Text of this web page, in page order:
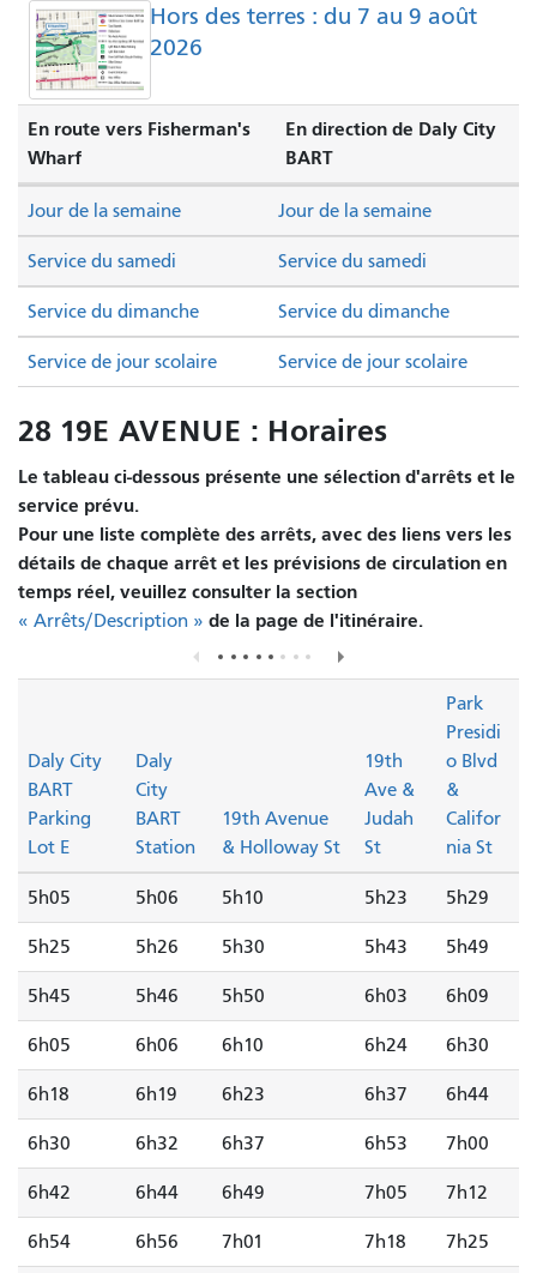
Hors des terres : du 7 au 9 août
2026
En route vers Fisherman's
Wharf
En direction de Daly City
BART
Service du samedi Service du samedi
Service du dimanche Service du dimanche
Jour de la semaine Jour de la semaine
Service de jour scolaire Service de jour scolaire
28 19E AVENUE : Horaires
Le tableau ci-dessous présente une sélection d'arrêts et le
service prévu.
Pour une liste complète des arrêts, avec des liens vers les
détails de chaque arrêt et les prévisions de circulation en
temps réel, veuillez consulter la section
« Arrêts/Description » de la page de l'itinéraire.
Daly City
BART
Parking
Lot E
Daly
City
BART
Station
19th Avenue
& Holloway St
19th
Ave &
Judah
St
Park
Presidi
o Blvd
&
Califor
nia St
5h05 5h06 5h10 5h23 5h29
5h25 5h26 5h30 5h43 5h49
5h45 5h46 5h50 6h03 6h09
6h05 6h06 6h10 6h24 6h30
6h18 6h19 6h23 6h37 6h44
6h30 6h32 6h37 6h53 7h00
6h42 6h44 6h49 7h05 7h12
6h54 6h56 7h01 7h18 7h25